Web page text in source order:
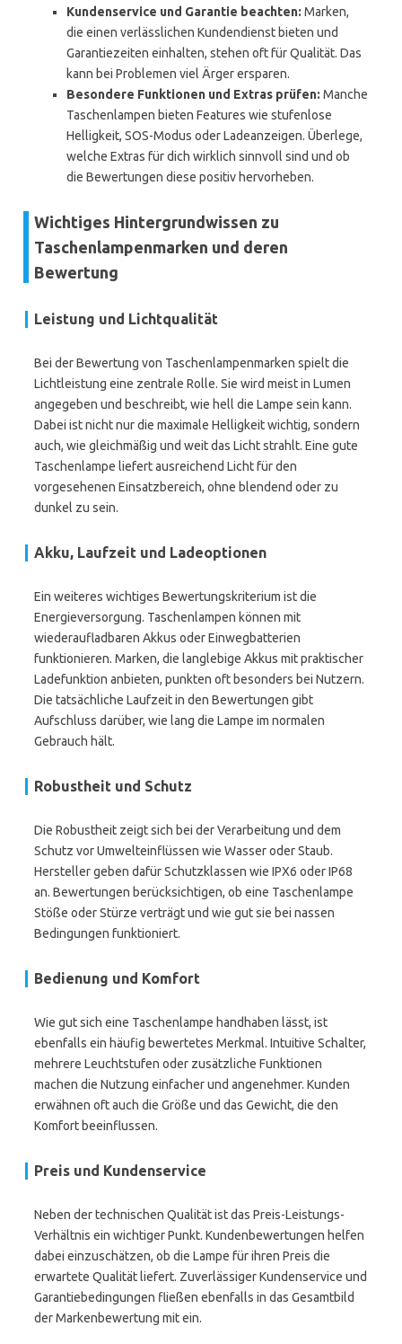
Kundenservice und Garantie beachten: Marken,
die einen verlässlichen Kundendienst bieten und
Garantiezeiten einhalten, stehen oft für Qualität. Das
kann bei Problemen viel Ärger ersparen.
Besondere Funktionen und Extras prüfen: Manche
Taschenlampen bieten Features wie stufenlose
Helligkeit, SOS-Modus oder Ladeanzeigen. Überlege,
welche Extras für dich wirklich sinnvoll sind und ob
die Bewertungen diese positiv hervorheben.
Wichtiges Hintergrundwissen zu
Taschenlampenmarken und deren
Bewertung
Leistung und Lichtqualität
Bei der Bewertung von Taschenlampenmarken spielt die
Lichtleistung eine zentrale Rolle. Sie wird meist in Lumen
angegeben und beschreibt, wie hell die Lampe sein kann.
Dabei ist nicht nur die maximale Helligkeit wichtig, sondern
auch, wie gleichmäßig und weit das Licht strahlt. Eine gute
Taschenlampe liefert ausreichend Licht für den
vorgesehenen Einsatzbereich, ohne blendend oder zu
dunkel zu sein.
Akku, Laufzeit und Ladeoptionen
Ein weiteres wichtiges Bewertungskriterium ist die
Energieversorgung. Taschenlampen können mit
wiederaufladbaren Akkus oder Einwegbatterien
funktionieren. Marken, die langlebige Akkus mit praktischer
Ladefunktion anbieten, punkten oft besonders bei Nutzern.
Die tatsächliche Laufzeit in den Bewertungen gibt
Aufschluss darüber, wie lang die Lampe im normalen
Gebrauch hält.
Robustheit und Schutz
Die Robustheit zeigt sich bei der Verarbeitung und dem
Schutz vor Umwelteinflüssen wie Wasser oder Staub.
Hersteller geben dafür Schutzklassen wie IPX6 oder IP68
an. Bewertungen berücksichtigen, ob eine Taschenlampe
Stöße oder Stürze verträgt und wie gut sie bei nassen
Bedingungen funktioniert.
Bedienung und Komfort
Wie gut sich eine Taschenlampe handhaben lässt, ist
ebenfalls ein häufig bewertetes Merkmal. Intuitive Schalter,
mehrere Leuchtstufen oder zusätzliche Funktionen
machen die Nutzung einfacher und angenehmer. Kunden
erwähnen oft auch die Größe und das Gewicht, die den
Komfort beeinflussen.
Preis und Kundenservice
Neben der technischen Qualität ist das Preis-Leistungs-
Verhältnis ein wichtiger Punkt. Kundenbewertungen helfen
dabei einzuschätzen, ob die Lampe für ihren Preis die
erwartete Qualität liefert. Zuverlässiger Kundenservice und
Garantiebedingungen fließen ebenfalls in das Gesamtbild
der Markenbewertung mit ein.